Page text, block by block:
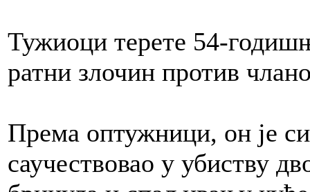
Тужиоци терете 54-
ратни злочин против
Према оптужници, он је
саучествовао у убиству